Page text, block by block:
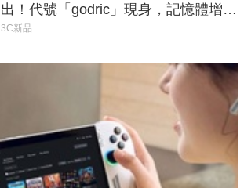
出！代號「godric」現身，記憶體增強
鎖定 AI 應用
3C新品